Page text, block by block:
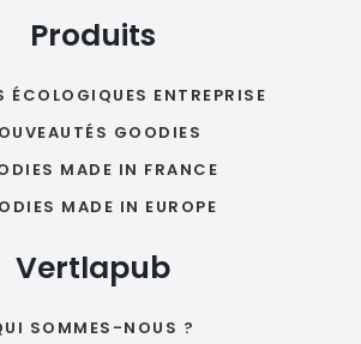
Produits
ÉCOLOGIQUES ENTREPRISE
GOODIES
MADE IN FRANCE
MADE IN EUROPE
Vertlapub
SOMMES-NOUS ?